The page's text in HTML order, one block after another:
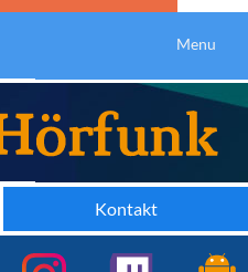
Menu
Kontakt